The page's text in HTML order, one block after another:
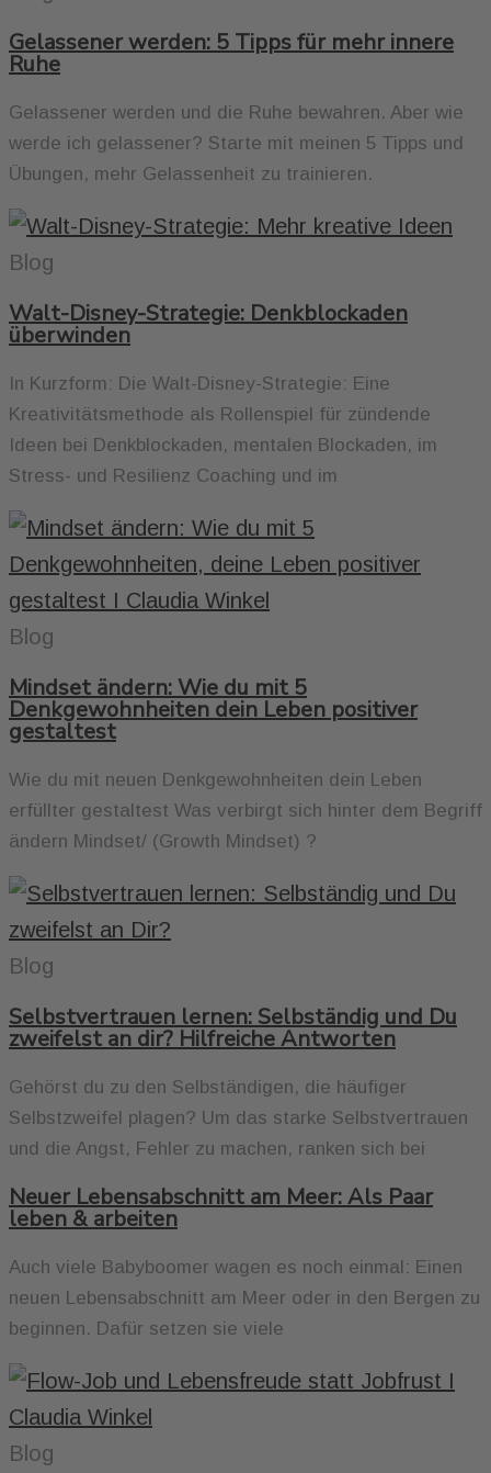
Gelassener werden: 5 Tipps für mehr innere
Ruhe
Gelassener werden und die Ruhe bewahren. Aber wie
werde ich gelassener? Starte mit meinen 5 Tipps und
Übungen, mehr Gelassenheit zu trainieren.
Blog
Walt-Disney-Strategie: Denkblockaden
überwinden
In Kurzform: Die Walt-Disney-Strategie: Eine
Kreativitätsmethode als Rollenspiel für zündende
Ideen bei Denkblockaden, mentalen Blockaden, im
Stress- und Resilienz Coaching und im
Blog
Mindset ändern: Wie du mit 5
Denkgewohnheiten dein Leben positiver
gestaltest
Wie du mit neuen Denkgewohnheiten dein Leben
erfüllter gestaltest Was verbirgt sich hinter dem Begriff
ändern Mindset/ (Growth Mindset) ?
Blog
Selbstvertrauen lernen: Selbständig und Du
zweifelst an dir? Hilfreiche Antworten
Gehörst du zu den Selbständigen, die häufiger
Selbstzweifel plagen? Um das starke Selbstvertrauen
und die Angst, Fehler zu machen, ranken sich bei
Neuer Lebensabschnitt am Meer: Als Paar
leben & arbeiten
Auch viele Babyboomer wagen es noch einmal: Einen
neuen Lebensabschnitt am Meer oder in den Bergen zu
beginnen. Dafür setzen sie viele
Blog